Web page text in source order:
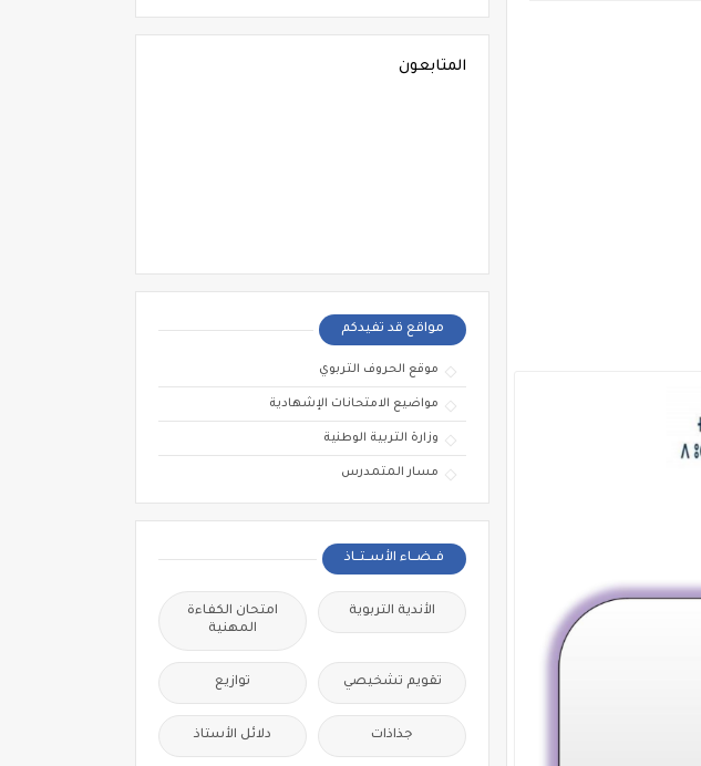
المتابعون
مواقع قد تفيدكم
موقع الحروف التربوي
مواضيع الامتحانات الإشهادية
وزارة التربية الوطنية
مسار المتمدرس
فــضــاء الأســتــاذ
الأندية التربوية
امتحان الكفاءة
المهنية
تقويم تشخيصي توازيع
جذاذات دلائل الأستاذ